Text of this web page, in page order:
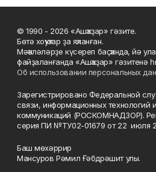
© 1990 - 2026 «Ашҡаҙар» гәзите.
Бөтә хоҡуҡтар ҙа яҡланған.
Мәҡәләләрҙе күсереп баҫҡанда, йә
файҙаланғанда «Ашҡаҙар» гәзитенә
Об использовании персональных
Зарегистрировано Федеральной
связи, информационных технологий
коммуникаций (РОСКОМНАДЗОР).
серия ПИ №ТУ02-01679 от 22 июля
Баш мөхәррир
Мансуров Рәмил Ғәбдрәшит улы.